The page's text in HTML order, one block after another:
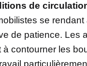
de
se
de patience. Les
à contourner les